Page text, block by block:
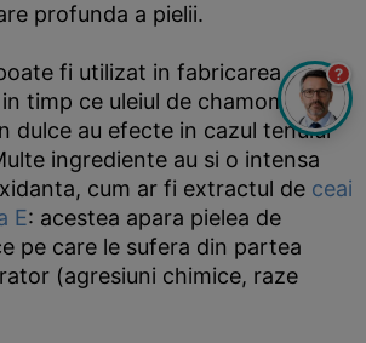
profunda a pielii.
fi utilizat in fabricarea
timp ce uleiul de chamomile si
dulce au efecte in cazul tenului
ingrediente au si o intensa
cum ar fi extractul de ceai
E: acestea apara pielea de
pe care le sufera din partea
(agresiuni chimice, raze
?